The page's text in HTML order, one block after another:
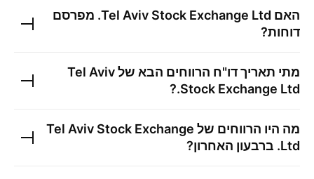
האם Tel Aviv Stock Exchange Ltd. מפרסם
דוחות?
מתי תאריך דו"ח הרווחים הבא שלTel Aviv
Stock Exchange Ltd.
?
מה היו הרווחים של Tel Aviv Stock Exchange
Ltd. ברבעון האחרון?